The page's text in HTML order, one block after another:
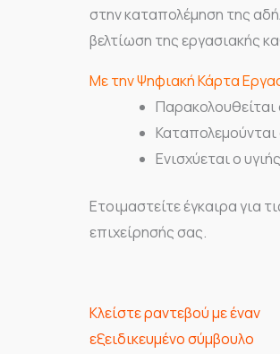
στην καταπολέμηση της
βελτίωση της εργασιακής
Με την Ψηφιακή Κάρτα
Ενισχύεται ο
Ετοιμαστείτε έγκαιρα για
επιχείρησής σας.
Κλείστε ραντεβού με έναν
εξειδικευμένο σύμβουλο